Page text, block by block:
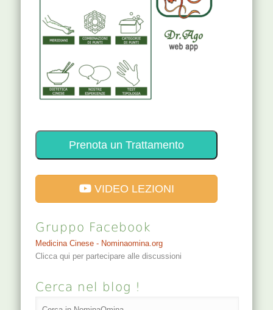
Prenota un Trattamento
VIDEO LEZIONI
Gruppo Facebook
Medicina Cinese - Nominaomina.org
Clicca qui per partecipare alle discussioni
Cerca nel blog !